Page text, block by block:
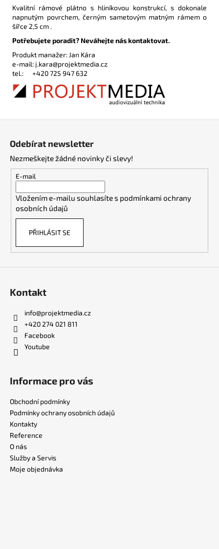
Kvalitní rámové plátno s hliníkovou konstrukcí, s dokonale
napnutým povrchem, černým sametovým matným rámem o
šířce 2,5 cm .
Potřebujete poradit? Neváhejte nás kontaktovat.
Produkt manažer: Jan Kára
e-mail: j.kara@projektmedia.cz
tel.: +420 725 947 632
Odebírat newsletter
Nezmeškejte žádné novinky či slevy!
E-mail
Vložením e-mailu souhlasíte s podmínkami ochrany
osobních údajů
PŘIHLÁSIT SE
Kontakt
info@projektmedia.cz
+420 274 021 811
Facebook
Youtube
Informace pro vás
Obchodní podmínky
Podmínky ochrany osobních údajů
Kontakty
Reference
O nás
Služby a Servis
Moje objednávka